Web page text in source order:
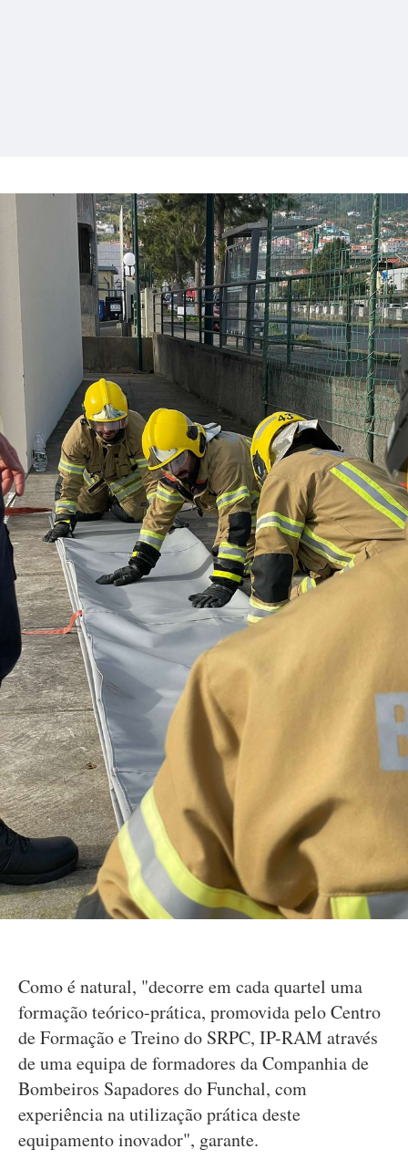
Como é natural, "decorre em cada quartel uma
formação teórico-prática, promovida pelo Centro
de Formação e Treino do SRPC, IP-RAM através
de uma equipa de formadores da Companhia de
Bombeiros Sapadores do Funchal, com
experiência na utilização prática deste
equipamento inovador", garante.